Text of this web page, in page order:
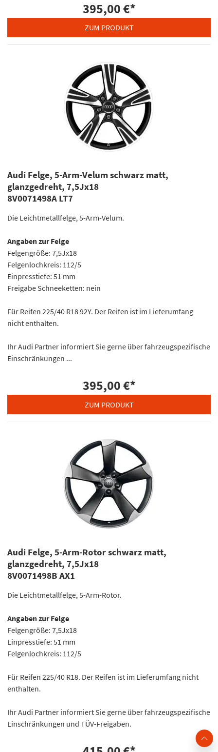
395,00 €*
ZUM PRODUKT
Audi Felge, 5-Arm-Velum schwarz matt,
glanzgedreht, 7,5Jx18
8V0071498A LT7
Die Leichtmetallfelge, 5-Arm-Velum.
Angaben zur Felge
Felgengröße: 7,5Jx18
Felgenlochkreis: 112/5
Einpresstiefe: 51 mm
Freigabe Schneeketten: nein
Für Reifen 225/40 R18 92Y. Der Reifen ist im Lieferumfang
nicht enthalten.
Ihr Audi Partner informiert Sie gerne über fahrzeugspezifische
Einschränkungen ...
395,00 €*
ZUM PRODUKT
Audi Felge, 5-Arm-Rotor schwarz matt,
glanzgedreht, 7,5Jx18
8V0071498B AX1
Die Leichtmetallfelge, 5-Arm-Rotor.
Angaben zur Felge
Felgengröße: 7,5Jx18
Einpresstiefe: 51 mm
Felgenlochkreis: 112/5
Für Reifen 225/40 R18. Der Reifen ist im Lieferumfang nicht
enthalten.
Ihr Audi Partner informiert Sie gerne über fahrzeugspezifische
Einschränkungen und TÜV-Freigaben.